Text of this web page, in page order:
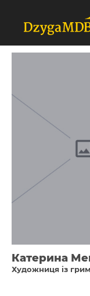
Катерина
Художниця із